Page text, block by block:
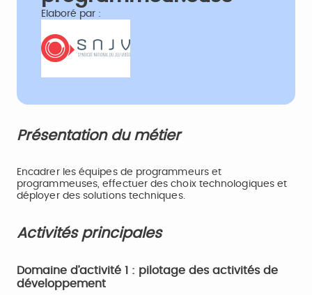
Elaboré par :
Présentation du métier
Encadrer les équipes de programmeurs et
programmeuses, effectuer des choix technologiques et
déployer des solutions techniques.
Activités principales
Domaine d’activité 1 : pilotage des activités de
développement